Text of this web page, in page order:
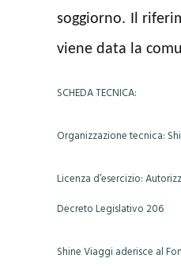
soggiorno. Il
viene data la
SCHEDA TECNICA:
Organizzazione tecnica:
Licenza d’esercizio:
Decreto Legislativo 206
Shine Viaggi aderisce al